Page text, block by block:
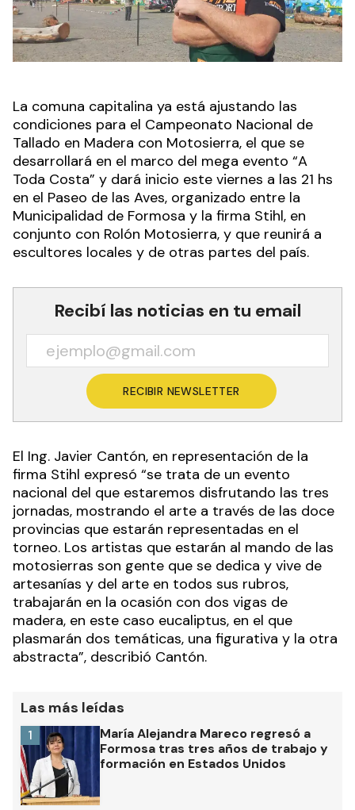
La comuna capitalina ya está ajustando las
condiciones para el Campeonato Nacional de
Tallado en Madera con Motosierra, el que se
desarrollará en el marco del mega evento “A
Toda Costa” y dará inicio este viernes a las 21 hs
en el Paseo de las Aves, organizado entre la
Municipalidad de Formosa y la firma Stihl, en
conjunto con Rolón Motosierra, y que reunirá a
escultores locales y de otras partes del país.
Recibí las noticias en tu email
RECIBIR NEWSLETTER
El Ing. Javier Cantón, en representación de la
firma Stihl expresó “se trata de un evento
nacional del que estaremos disfrutando las tres
jornadas, mostrando el arte a través de las doce
provincias que estarán representadas en el
torneo. Los artistas que estarán al mando de las
motosierras son gente que se dedica y vive de
artesanías y del arte en todos sus rubros,
trabajarán en la ocasión con dos vigas de
madera, en este caso eucaliptus, en el que
plasmarán dos temáticas, una figurativa y la otra
abstracta”, describió Cantón.
Las más leídas
María Alejandra Mareco regresó a
Formosa tras tres años de trabajo y
formación en Estados Unidos
1